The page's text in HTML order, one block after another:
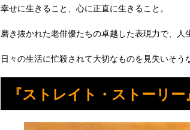
幸せに生きること、心に正直に生きること。
磨き抜かれた老俳優たちの卓越した表現力で、人
日々の生活に忙殺されて大切なものを見失いそう
『ストレイト・ストーリ